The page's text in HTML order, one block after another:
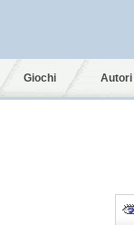
Giochi Autori